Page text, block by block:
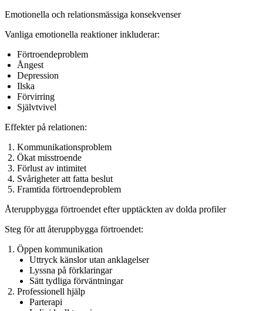
Emotionella och relationsmässiga konsekvenser
Vanliga emotionella reaktioner inkluderar:
Förtroendeproblem
Ångest
Depression
Ilska
Förvirring
Självtvivel
Effekter på relationen:
Kommunikationsproblem
Ökat misstroende
Förlust av intimitet
Svårigheter att fatta beslut
Framtida förtroendeproblem
Återuppbygga förtroendet efter upptäckten av dolda profiler
Steg för att återuppbygga förtroendet:
Öppen kommunikation
Uttryck känslor utan anklagelser
Lyssna på förklaringar
Sätt tydliga förväntningar
Professionell hjälp
Parterapi